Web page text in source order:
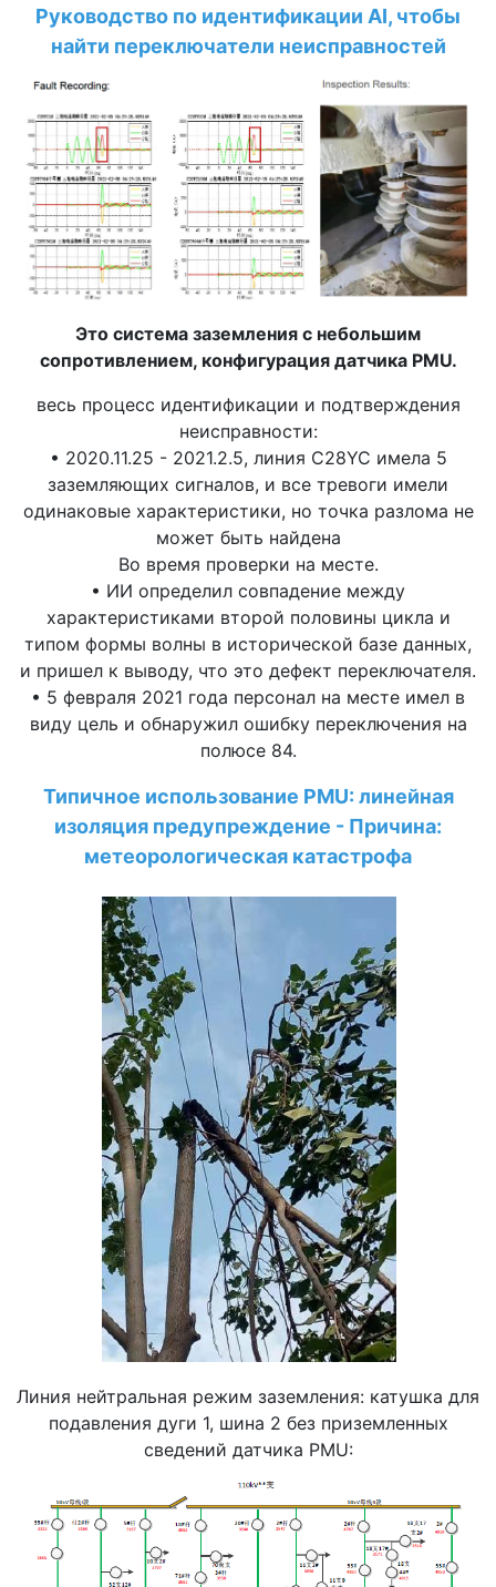
Руководство по идентификации AI, чтобы
найти переключатели неисправностей
Это система заземления с небольшим
сопротивлением, конфигурация датчика PMU.
весь процесс идентификации и подтверждения
неисправности:
• 2020.11.25 - 2021.2.5, линия C28YC имела 5
заземляющих сигналов, и все тревоги имели
одинаковые характеристики, но точка разлома не
может быть найдена
Во время проверки на месте.
• ИИ определил совпадение между
характеристиками второй половины цикла и
типом формы волны в исторической базе данных,
и пришел к выводу, что это дефект переключателя.
• 5 февраля 2021 года персонал на месте имел в
виду цель и обнаружил ошибку переключения на
полюсе 84.
Типичное использование PMU: линейная
изоляция предупреждение - Причина:
метеорологическая катастрофа
Линия нейтральная режим заземления: катушка для
подавления дуги 1, шина 2 без приземленных
сведений датчика PMU: